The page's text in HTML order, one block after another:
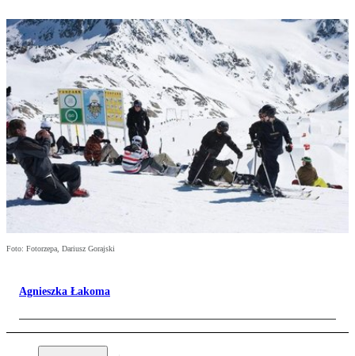
Foto: Fotorzepa, Dariusz Gorajski
Agnieszka Łakoma